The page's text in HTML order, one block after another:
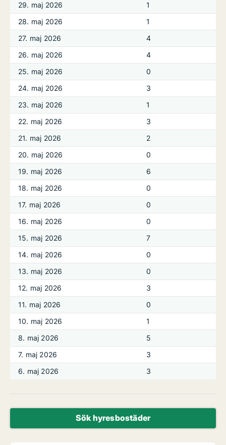
29. maj 2026
1
28. maj 2026
1
27. maj 2026
4
26. maj 2026
4
25. maj 2026
0
24. maj 2026
3
23. maj 2026
1
22. maj 2026
3
21. maj 2026
2
20. maj 2026
0
19. maj 2026
6
18. maj 2026
0
17. maj 2026
0
16. maj 2026
0
15. maj 2026
7
14. maj 2026
0
13. maj 2026
0
12. maj 2026
3
11. maj 2026
0
10. maj 2026
1
8. maj 2026
5
7. maj 2026
3
6. maj 2026
3
Sök hyresbostäder